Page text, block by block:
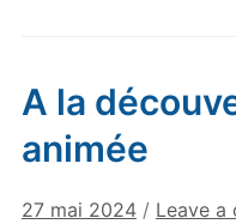
A la
animée
27 mai 2024 / Leave a